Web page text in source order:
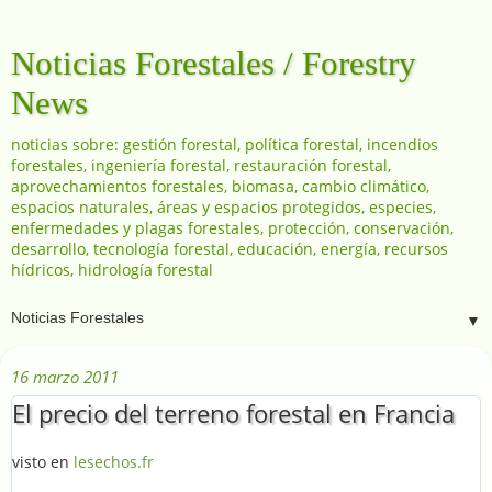
Noticias Forestales / Forestry
News
noticias sobre: gestión forestal, política forestal, incendios
forestales, ingeniería forestal, restauración forestal,
aprovechamientos forestales, biomasa, cambio climático,
espacios naturales, áreas y espacios protegidos, especies,
enfermedades y plagas forestales, protección, conservación,
desarrollo, tecnología forestal, educación, energía, recursos
hídricos, hidrología forestal
▼
16 marzo 2011
El precio del terreno forestal en Francia
visto en lesechos.fr